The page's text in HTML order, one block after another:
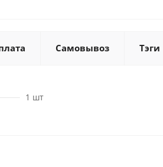
Самовывоз Тэги
1 шт